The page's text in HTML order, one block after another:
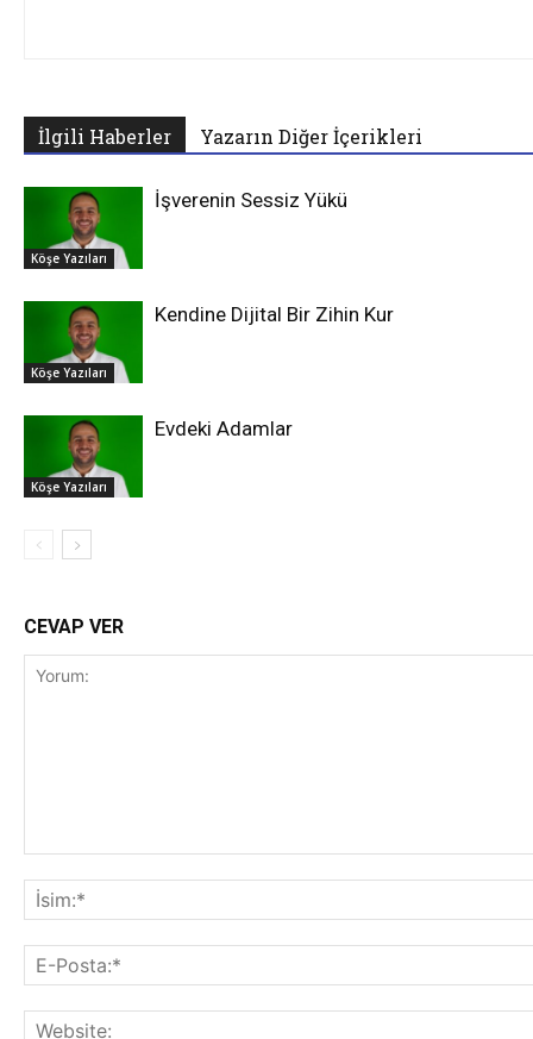
İlgili Haberler Yazarın Diğer İçerikleri
Köşe Yazıları
İşverenin Sessiz Yükü
Köşe Yazıları
Kendine Dijital Bir Zihin Kur
Köşe Yazıları
Evdeki Adamlar
CEVAP VER